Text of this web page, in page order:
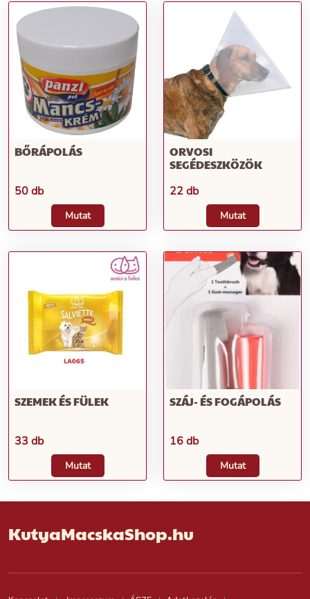
BŐRÁPOLÁS
50 db
Mutat
ORVOSI
SEGÉDESZKÖZÖK
22 db
Mutat
SZEMEK ÉS FÜLEK
33 db
Mutat
SZÁJ- ÉS FOGÁPOLÁS
16 db
Mutat
KutyaMacskaShop.hu